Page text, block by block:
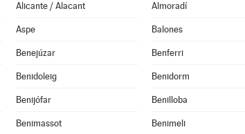
Alicante / Alacant Almoradí
Aspe Balones
Benejúzar Benferri
Benidoleig Benidorm
Benijófar Benilloba
Benimassot Benimeli